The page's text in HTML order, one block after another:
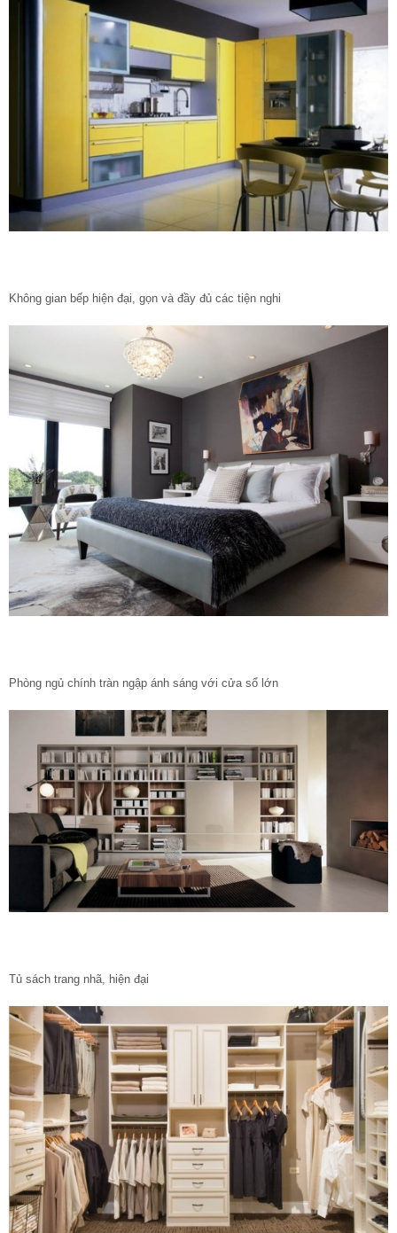
Không gian bếp hiện đại, gọn và đầy đủ các tiện nghi
Phòng ngủ chính tràn ngập ánh sáng với cửa sổ lớn
Tủ sách trang nhã, hiện đại